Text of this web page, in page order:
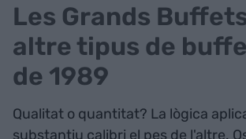
Les Grands
altre tipus de
de 1989
Qualitat o quantitat? La lògica
substantiu calibri el pes de l'altre.